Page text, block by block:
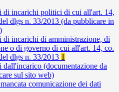
di incarichi politici di cui all'art. 14,
dlgs n. 33/2013 (da pubblicare in
di incarichi di amministrazione, di
o di governo di cui all'art. 14, co.
dlgs n. 33/2013 1
dall'incarico (documentazione da
sul sito web)
comunicazione dei dati